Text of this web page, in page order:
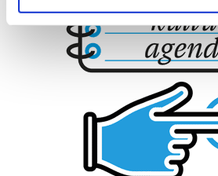
specific characteristics
Find out more about how your
and set your preferences in the
Guk eta gure bazkideek zure datu
prozesatzen ditugu, zure IP
teknologia erabiliz, cookieak
pertsonalizatuak eskaintzeko,
neurtzeko, jendeari buruzko